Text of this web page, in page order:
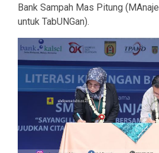
Bank Sampah Mas Pitung
untuk TabUNGan).